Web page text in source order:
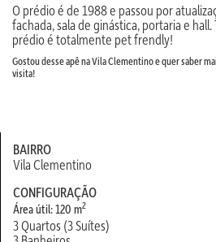
O prédio é de 1988 e passou por
fachada, sala de ginástica, portaria e
prédio é totalmente pet frendly!
Gostou desse apê na Vila Clementino e quer saber
visita!
BAIRRO
Vila Clementino
CONFIGURAÇÃO
Área útil: 120 m2
3 Quartos (3 Suítes)